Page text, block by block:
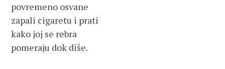
povremeno osvane
zapali cigaretu i prati
kako joj se rebra
pomeraju dok diše.